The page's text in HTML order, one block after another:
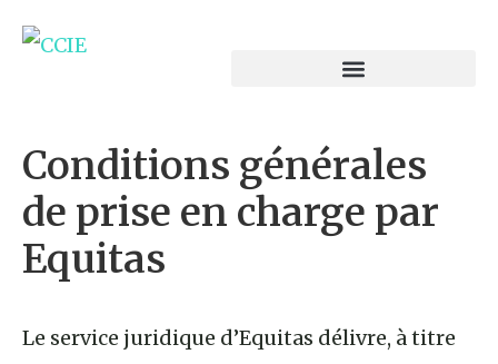
Conditions générales
de prise en charge par
Equitas
Le service juridique d’Equitas délivre, à titre